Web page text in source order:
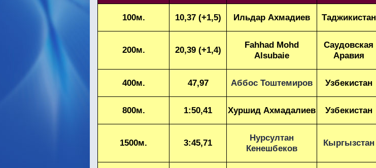
100м. 10,37 (+1,5) Ильдар Ахмадиев Таджикистан
200м. 20,39 (+1,4)
Fahhad Mohd
Alsubaie
Саудовская
Аравия
400м. 47,97 Аббос Тоштемиров Узбекистан
800м. 1:50,41 Хуршид Ахмадалиев Узбекистан
1500м. 3:45,71
Нурсултан
Кенешбеков
Кыргызстан